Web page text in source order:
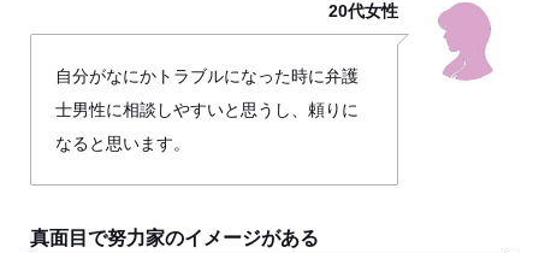
20代女性
自分がなにかトラブルになった時に弁護
士男性に相談しやすいと思うし、頼りに
なると思います。
真面目で努力家のイメージがある